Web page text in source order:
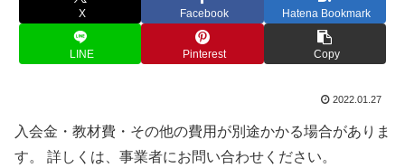
X Facebook Hatena Bookmark
LINE Pinterest Copy
2022.01.27
入会金・教材費・その他の費用が別途かかる場合がありま
す。 詳しくは、事業者にお問い合わせください。